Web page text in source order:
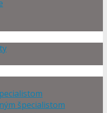
špecialistom